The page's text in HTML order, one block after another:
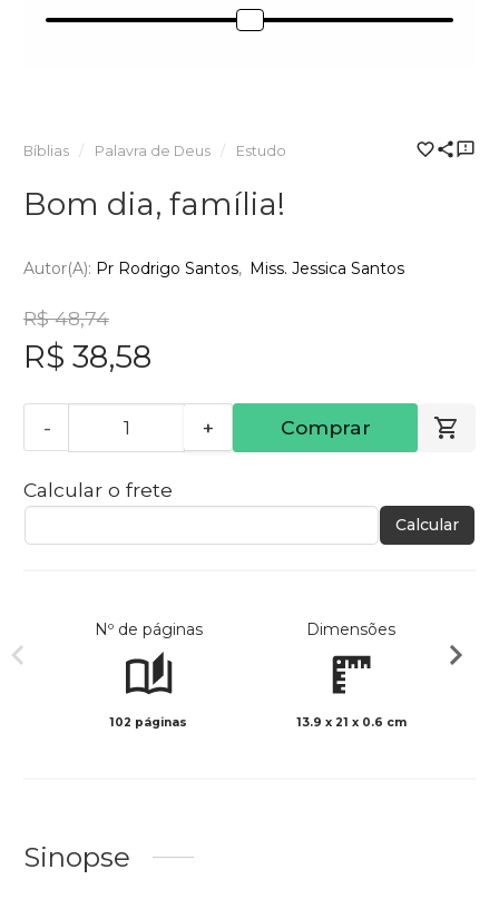
Bíblias Palavra de Deus Estudo
Bom dia, família!
Autor(a): Pr Rodrigo Santos Miss. Jessica Santos
R$ 48,74
R$ 38,58
- + Comprar
Calcular o frete
Calcular
Nº de páginas
102 páginas
Dimensões
13.9 x 21 x 0.6 cm
Sinopse